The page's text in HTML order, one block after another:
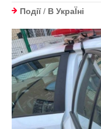
Події/ В УкраЇнi